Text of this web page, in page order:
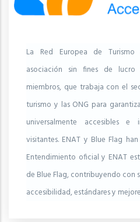
La Red Europea de Turismo
asociación sin fines de
miembros, que trabaja con el
turismo y las ONG para
universalmente accesibles
visitantes. ENAT y Blue Flag
Entendimiento oficial y ENAT
de Blue Flag, contribuyendo con
accesibilidad, estándares y